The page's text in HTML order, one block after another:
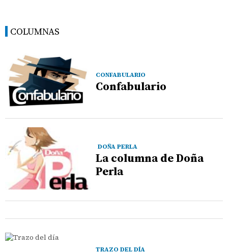
COLUMNAS
CONFABULARIO
Confabulario
DOÑA PERLA
La columna de Doña
Perla
TRAZO DEL DÍA